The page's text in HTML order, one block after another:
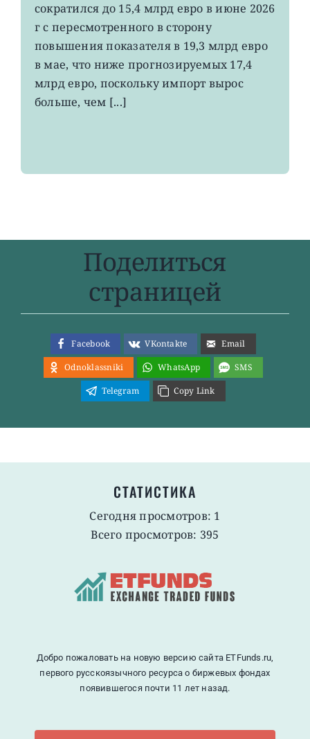
экспорт
вырос
4-
летнего
сократился до 15,4 млрд евро в июне 2026
г с пересмотренного в сторону
повышения показателя в 19,3 млрд евро
в мае, что ниже прогнозируемых 17,4
млрд евро, поскольку импорт вырос
больше, чем [...]
Поделиться
страницей
Facebook VKontakte
Email
Odnoklassniki
WhatsApp
SMS
Telegram
Copy Link
СТАТИСТИКА
Сегодня просмотров: 1
Всего просмотров: 395
Добро пожаловать на новую версию сайта ETFunds.ru,
первого русскоязычного ресурса о биржевых фондах
появившегося почти 11 лет назад.